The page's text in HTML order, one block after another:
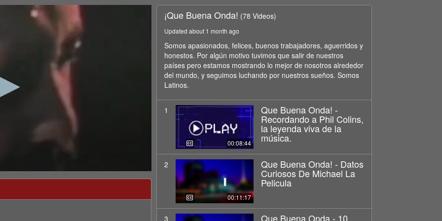
¡Que Buena Onda! (78 Videos)
Updated about 1 month ago
Somos apasionados, felices, buenos trabajadores, aguerridos y
honestos. Por algún motivo tuvimos que salir de nuestros
países pero estamos mostrando lo mejor de nosotros alrededor
del mundo, y seguimos luchando por nuestros sueños. Somos
Latinos.
1
00:08:44
Que Buena Onda! -
Recordando a Phil Colins,
la leyenda viva de la
música.
2
00:11:17
Que Buena Onda! - Datos
Curiosos De Michael La
Pelicula
3 Que Buena Onda - 10